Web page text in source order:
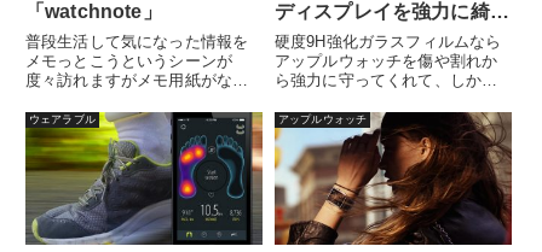
「watchnote」
普段生活して気になった情報を
メモっとこうというシーンが
度々訪れますがメモ用紙がなか
邪魔...
ディスプレイを強力に綺麗
に保護
硬度9H強化ガラスフィルムなら
アップルウォッチを傷や割れか
ら強力に守ってくれて、しかも
スプレ...
ウェアラブル アップルウォッチ